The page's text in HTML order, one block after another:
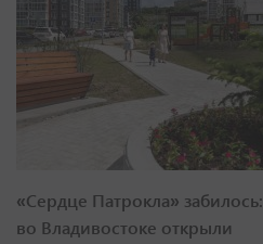
«Сердце Патрокла» забилось:
во Владивостоке открыли